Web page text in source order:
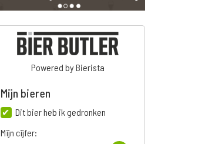
Powered by Bierista
Mijn bieren
Dit bier heb ik gedronken
Mijn cijfer: